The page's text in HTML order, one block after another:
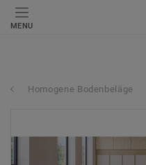
MENU
Homogene Bodenbeläge